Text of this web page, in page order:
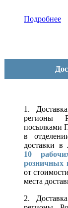
Подробнее
1.
регионы
посылками
в
доставки в
10
розничных
от
места
2.